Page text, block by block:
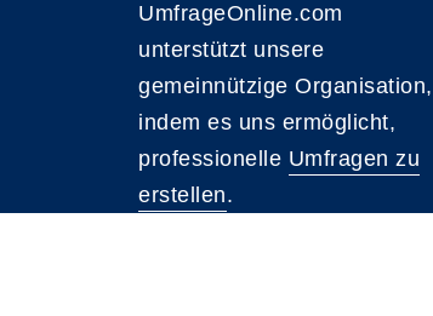
UmfrageOnline.com
unterstützt unsere
gemeinnützige Organisation,
indem es uns ermöglicht,
professionelle Umfragen zu
erstellen.